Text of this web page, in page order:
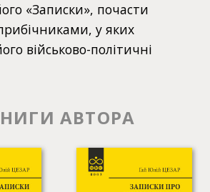
«Записки», почасти
у яких
військово-політичні
АВТОРА